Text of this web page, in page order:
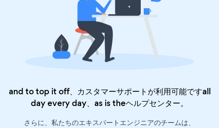
and to top it off、カスタマーサポートが利用可能ですall
day every day、as is theヘルプセンター。
さらに、私たちのエキスパートエンジニアのチームは、